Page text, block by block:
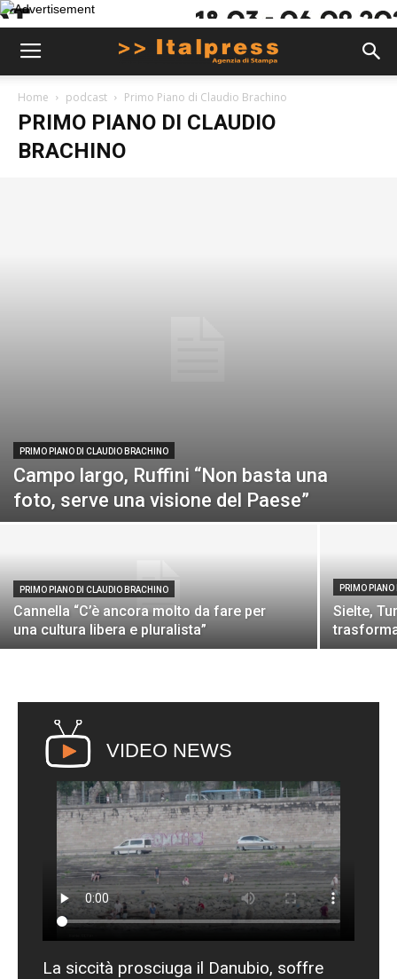
Home podcast Primo Piano di Claudio Brachino
PRIMO PIANO DI CLAUDIO
BRACHINO
PRIMO PIANO DI CLAUDIO BRACHINO
Campo largo, Ruffini “Non basta una
foto, serve una visione del Paese”
PRIMO PIANO DI CLAUDIO BRACHINO
Cannella “C’è ancora molto da fare per
una cultura libera e pluralista”
PRIMO
Sielte,
VIDEO NEWS
La siccità prosciuga il Danubio, soffre